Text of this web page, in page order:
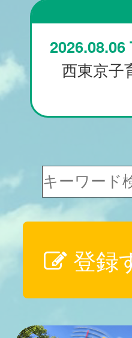
2026.08.06
西東京子
登録